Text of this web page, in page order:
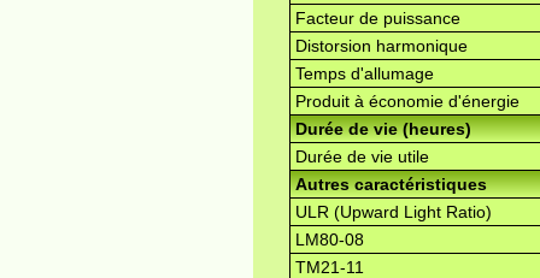
Facteur de puissance
Distorsion harmonique
Temps d'allumage
Produit à économie d'énergie
Durée de vie (heures)
Durée de vie utile
Autres caractéristiques
ULR (Upward Light Ratio)
LM80-08
TM21-11